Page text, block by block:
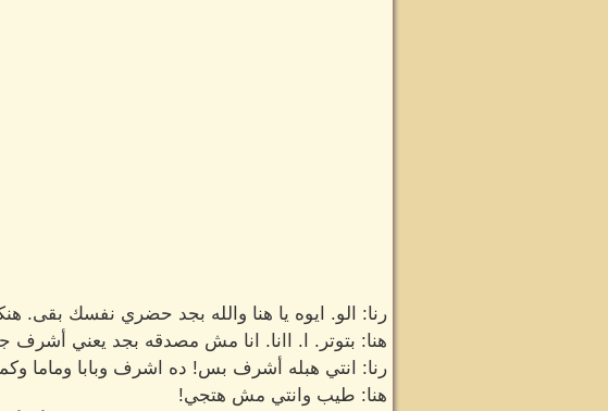
رنا: الو. ايوه يا هنا والله بجد حضري نفسك بقى. هنكون بكره
هنا: بتوتر. ا. اانا. انا مش مصدقه بجد يعني أشرف
رنا: انتي هبله أشرف بس! ده اشرف وبابا وماما
هنا: طيب وانتي مش هتجي!